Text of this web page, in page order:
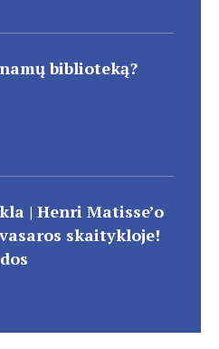
biblioteką?
| Henri Matisse’o
skaitykloje!